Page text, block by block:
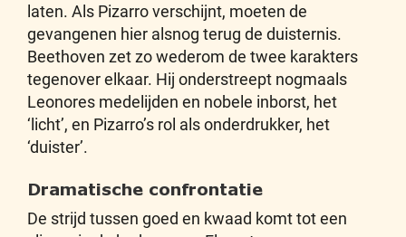
laten. Als Pizarro verschijnt, moeten de
gevangenen hier alsnog terug de duisternis.
Beethoven zet zo wederom de twee karakters
tegenover elkaar. Hij onderstreept nogmaals
Leonores medelijden en nobele inborst, het
‘licht’, en Pizarro’s rol als onderdrukker, het
‘duister’.
Dramatische confrontatie
De strijd tussen goed en kwaad komt tot een